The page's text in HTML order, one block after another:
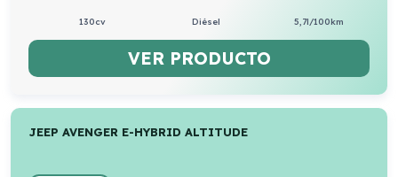
130cv Diésel 5,7l/100km
VER PRODUCTO
JEEP AVENGER E-HYBRID ALTITUDE